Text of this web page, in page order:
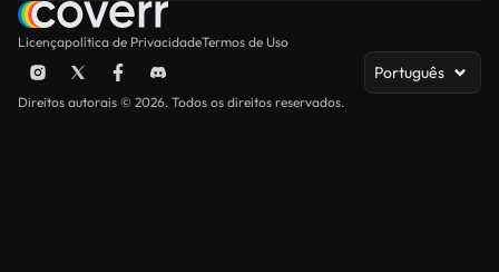
Licençapolítica de PrivacidadeTermos de Uso
Português
Direitos autorais © 2026. Todos os direitos reservados.